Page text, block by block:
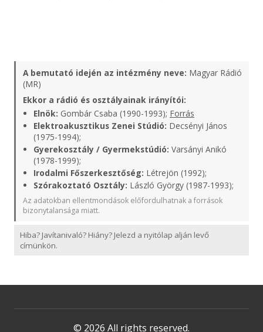
A bemutató idején az intézmény neve: Magyar Rádió
(MR)
Ekkor a rádió és osztályainak irányítói:
Elnök: Gombár Csaba (1990-1993); Forrás
Elektroakusztikus Zenei Stúdió: Decsényi János
(1975-1994);
Gyerekosztály / Gyermekstúdió: Varsányi Anikó
(1978-1999);
Irodalmi Főszerkesztőség: Létrejön (1992);
Szórakoztató Osztály: László György (1987-1993);
Az adatokban ellentmondások előfordulhatnak a források
bizonytalansága miatt.
Hiba? Javítanivaló? Hiány? Jelezd a nyitólap alján levő
címünkön.
© 2026 All rights reserved.